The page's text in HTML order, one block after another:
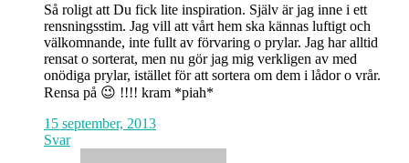
Så roligt att Du fick lite inspiration. Själv är jag inne i ett
rensningsstim. Jag vill att vårt hem ska kännas luftigt och
välkomnande, inte fullt av förvaring o prylar. Jag har alltid
rensat o sorterat, men nu gör jag mig verkligen av med
onödiga prylar, istället för att sortera om dem i lådor o vrår.
Rensa på 😉 !!!! kram *piah*
15 september, 2013
Svar